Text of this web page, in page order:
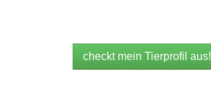
checkt mein Tierprofil aus!